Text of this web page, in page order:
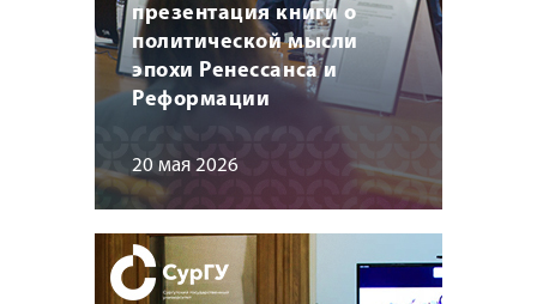
презентация книги о
политической мысли
эпохи Ренессанса и
Реформации
20 мая 2026